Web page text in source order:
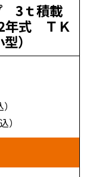
3ｔ積載
式 ＴＫ
）
）